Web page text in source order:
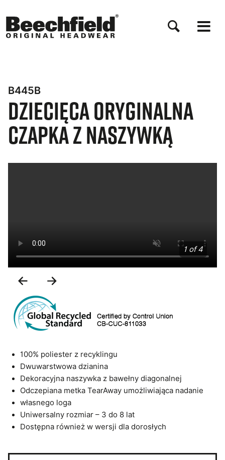
do
treści
B445B
Dziecięca Oryginalna
Czapka z Naszywką
1 of 4
Previous
Slide
100% poliester z recyklingu
Dwuwarstwowa dzianina
Dekoracyjna naszywka z bawełny diagonalnej
Odczepiana metka TearAway umożliwiająca nadanie
własnego loga
Uniwersalny rozmiar – 3 do 8 lat
Dostępna również w wersji dla dorosłych